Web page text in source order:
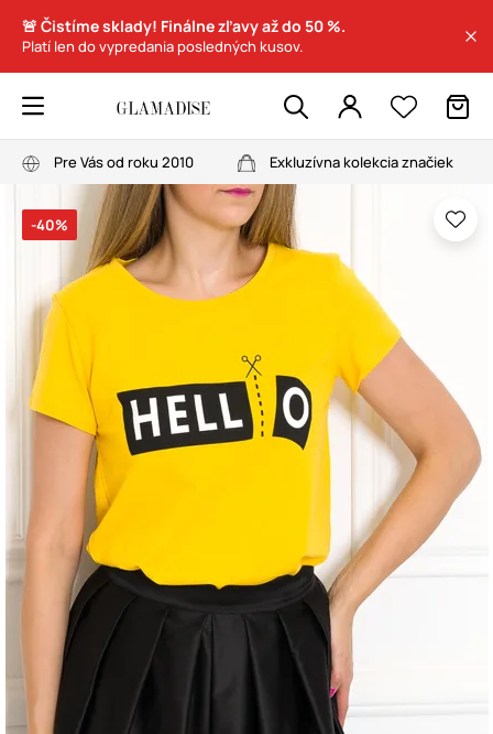
🚨 Čistíme sklady! Finálne zľavy až do 50 %.
Platí len do vypredania posledných kusov.
Pre Vás od roku 2010 Exkluzívna kolekcia značiek
-40%